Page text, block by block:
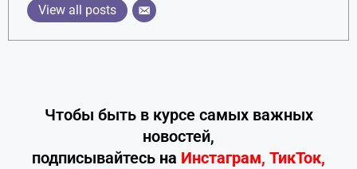
View all posts
Чтобы быть в курсе самых важных
новостей,
подписывайтесь на Инстаграм, ТикТок,